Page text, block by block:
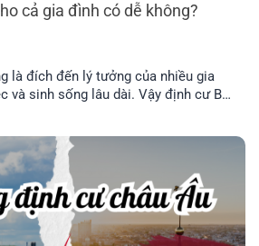
cả gia đình có dễ không?
là đích đến lý tưởng của nhiều gia
và sinh sống lâu dài. Vậy định cư Ba